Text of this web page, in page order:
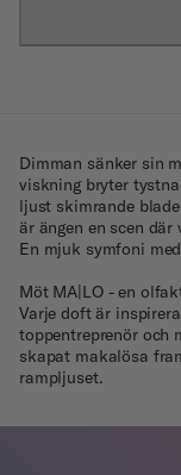
Dimman sänker sin
viskning bryter
ljust skimrande
är ängen en scen
En mjuk symfoni
Möt MA|LO - en
Varje doft är
toppentreprenör och
skapat makalösa
rampljuset.